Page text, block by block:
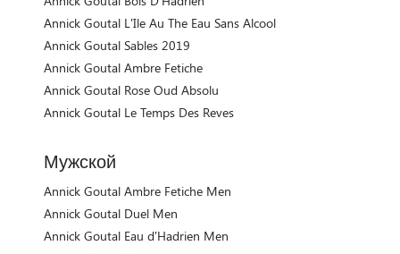
Annick Goutal L'Ile Au The Eau Sans Alcool
Annick Goutal Sables 2019
Annick Goutal Ambre Fetiche
Annick Goutal Rose Oud Absolu
Annick Goutal Le Temps Des Reves
Мужской
Annick Goutal Ambre Fetiche Men
Annick Goutal Duel Men
Annick Goutal Eau d'Hadrien Men